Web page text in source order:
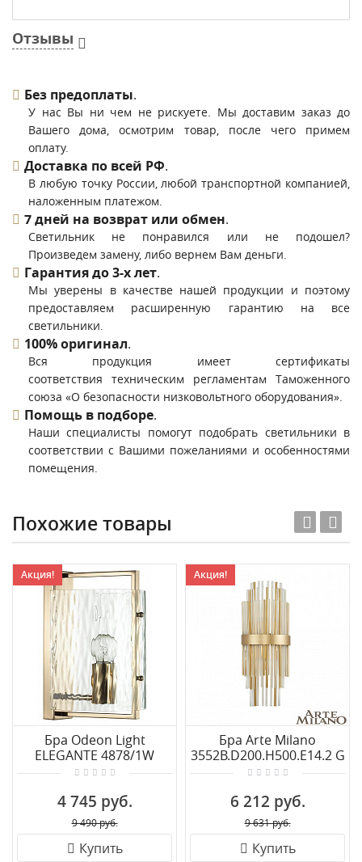
Отзывы
Без предоплаты.
У нас Вы ни чем не рискуете. Мы доставим заказ до
Вашего дома, осмотрим товар, после чего примем
оплату.
Доставка по всей РФ.
В любую точку России, любой транспортной компанией,
наложенным платежом.
7 дней на возврат или обмен.
Светильник не понравился или не подошел?
Произведем замену, либо вернем Вам деньги.
Гарантия до 3-х лет.
Мы уверены в качестве нашей продукции и поэтому
предоставляем расширенную гарантию на все
светильники.
100% оригинал.
Вся продукция имеет сертификаты
соответствия техническим регламентам Таможенного
союза «О безопасности низковольтного оборудования».
Помощь в подборе.
Наши специалисты помогут подобрать светильники в
соответствии с Вашими пожеланиями и особенностями
помещения.
Похожие товары
Акция!
Бра Odeon Light
ELEGANTE 4878/1W
4 745 руб.
9 490 руб.
Купить
Акция!
Бра Arte Milano
3552B.D200.H500.E14.2 G
6 212 руб.
9 631 руб.
Купить